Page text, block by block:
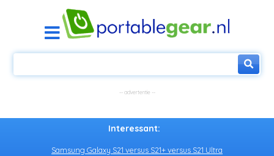
Interessant:
Samsung Galaxy S21 versus S21+ versus S21 Ultra